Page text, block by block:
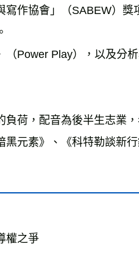
寫作協會」（SABEW）
Power Play），以及分
荷，配音為後半生志業
元素》、《科特勒談新行
權之爭